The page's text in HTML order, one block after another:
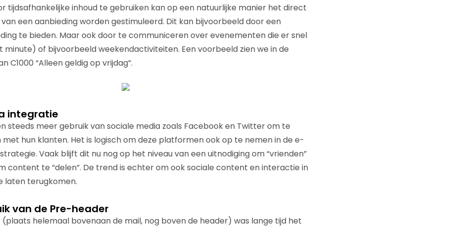
tijdsafhankelijke inhoud te gebruiken kan op een natuurlijke manier het direct
een aanbieding worden gestimuleerd. Dit kan bijvoorbeeld door een
te bieden. Maar ook door te communiceren over evenementen die er snel
minute) of bijvoorbeeld weekendactiviteiten. Een voorbeeld zien we in de
C1000 “Alleen geldig op vrijdag”.
integratie
steeds meer gebruik van sociale media zoals Facebook en Twitter om te
hun klanten. Het is logisch om deze platformen ook op te nemen in de e-
Vaak blijft dit nu nog op het niveau van een uitnodiging om “vrienden”
content te “delen”. De trend is echter om ook sociale content en interactie in
laten terugkomen.
van de Pre-header
helemaal bovenaan de mail, nog boven de header) was lange tijd het